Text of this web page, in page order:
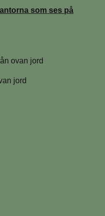
som ses på
ovan jord
jord